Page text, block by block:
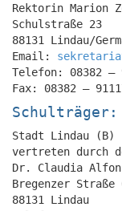
Rektorin Marion
Schulstraße 23
88131 Lindau/
Email:
Telefon: 08382 –
Fax: 08382 –
Schulträger:
Stadt Lindau (B)
vertreten durch
Dr. Claudia
Bregenzer Straße
88131 Lindau